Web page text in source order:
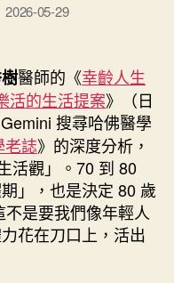
2026-05-29
醫師的《幸齡人生
活的生活提案》（日
搜尋哈佛醫學
老誌》的深度分析，
活觀」。70 到 80
」，也是決定 80 歲
是要我們像年輕人
花在刀口上，活出